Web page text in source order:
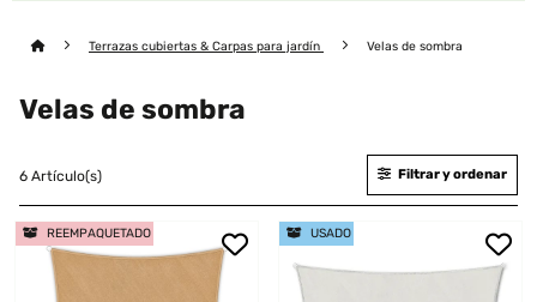
Terrazas cubiertas & Carpas para jardín Velas de sombra
Velas de sombra
6 Artículo(s) Filtrar y ordenar
REEMPAQUETADO USADO